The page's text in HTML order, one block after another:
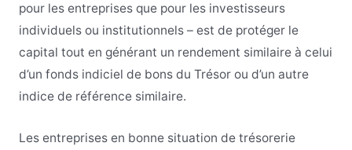
pour les entreprises que pour les investisseurs
individuels ou institutionnels – est de protéger le
capital tout en générant un rendement similaire à celui
d’un fonds indiciel de bons du Trésor ou d’un autre
indice de référence similaire.
Les entreprises en bonne situation de trésorerie